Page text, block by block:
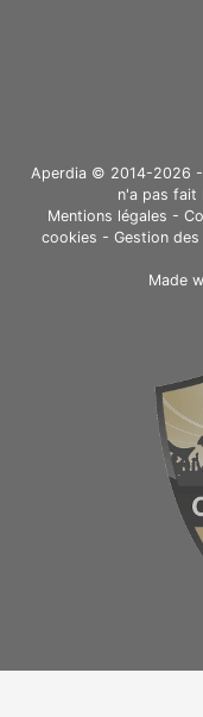
Aperdia © 2014-2026
n'a pas fait
Mentions légales -
cookies - Gestion
Made